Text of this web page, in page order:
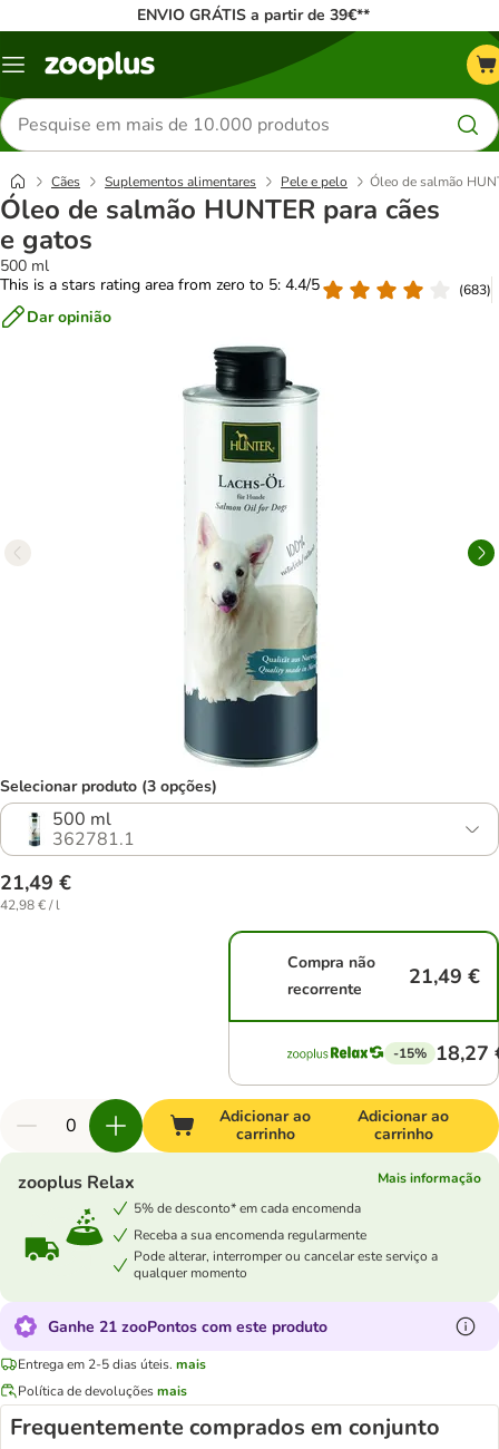
ENVIO GRÁTIS a partir de 39€**
Menu
Pesquisar
produtos
Cães Suplementos alimentares Pele e pelo Óleo de salmão
Óleo de salmão HUNTER para cães
e gatos
500 ml
This is a stars rating area from zero to 5: 4.4/5
(683)
Dar opinião
Selecionar produto (3 opções)
500 ml
362781.1
21,49 €
42,98 € / l
Compra não
recorrente
21,49 €
-15% 18,27
Adicionar ao
carrinho
Adicionar ao
carrinho
zooplus Relax
Mais informação
5% de desconto* em cada encomenda
Receba a sua encomenda regularmente
Pode alterar, interromper ou cancelar este serviço a
qualquer momento
Ganhe 21 zooPontos com este produto
Entrega em 2-5 dias úteis. mais
Política de devoluçõesmais
Frequentemente comprados em conjunto